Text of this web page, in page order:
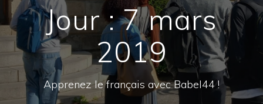
Jour :7 mars
2019
Apprenez le français avec Babel44 !